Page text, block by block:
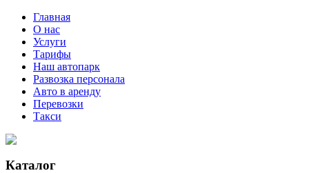
Главная
О нас
Услуги
Тарифы
Наш автопарк
Развозка персонала
Авто в аренду
Перевозки
Такси
Каталог